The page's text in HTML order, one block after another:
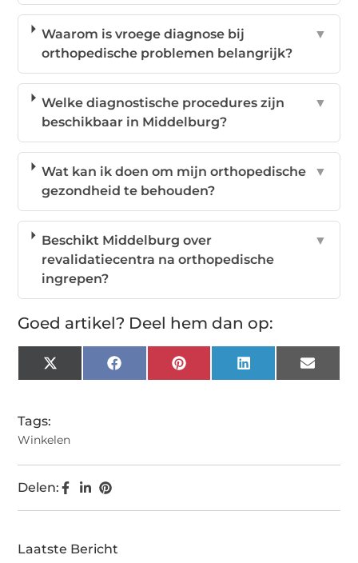
Waarom is vroege diagnose bij
orthopedische problemen belangrijk?
▼
Welke diagnostische procedures zijn
beschikbaar in Middelburg?
▼
Wat kan ik doen om mijn orthopedische
gezondheid te behouden?
▼
Beschikt Middelburg over
revalidatiecentra na orthopedische
ingrepen?
▼
Goed artikel? Deel hem dan op:
X
(Twitter)
FacebookPinterest LinkedIn Email
Tags:
Winkelen
Delen:
Laatste Bericht